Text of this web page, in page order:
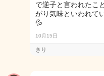
で逆子と言われたこ
がり気味といわれて
💦
10月15日
きり